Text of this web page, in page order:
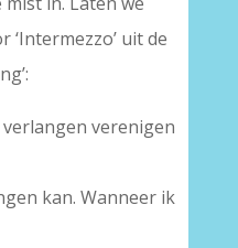
‘Intermezzo’ uit de
verenigen
kan. Wanneer ik